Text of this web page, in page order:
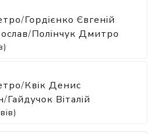
/Гордієнко Євгеній
/Полінчук Дмитро
/Квік Денис
/Гайдучок Віталій